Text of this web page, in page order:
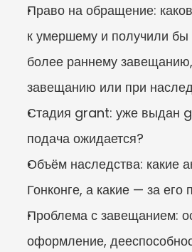
Право на обращение:
к умершему и получили
более раннему
завещанию или при
Стадия grant: уже выдан
подача ожидается?
Объём наследства: какие
Гонконге, а какие — за его
Проблема с завещанием:
оформление,